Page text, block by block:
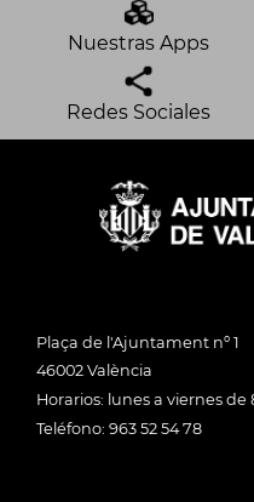
Nuestras Apps
Redes Sociales
Plaça de l'Ajuntament nº 1
46002 València
Horarios: lunes a viernes de
Teléfono: 963 52 54 78